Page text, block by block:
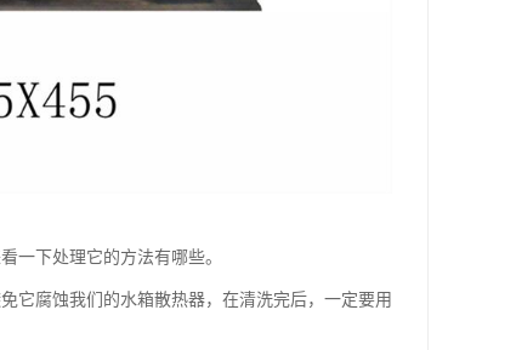
一下处理它的方法有哪些。
腐蚀我们的水箱散热器，在清洗完后，一定要用